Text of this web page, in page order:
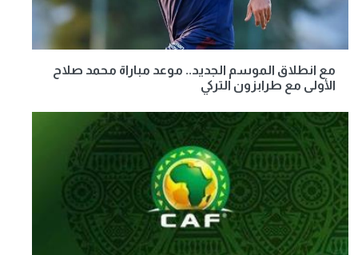
مع انطلاق الموسم الجديد.. موعد مباراة محمد صلاح
الأولى مع طرابزون التركي